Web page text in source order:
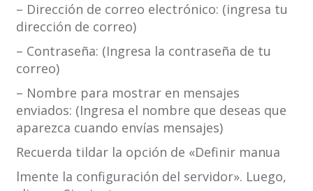
– Dirección de correo electrónico: (ingresa tu
dirección de correo)
– Contraseña: (Ingresa la contraseña de tu
correo)
– Nombre para mostrar en mensajes
enviados: (Ingresa el nombre que deseas que
aparezca cuando envías mensajes)
Recuerda tildar la opción de «Definir manua
lmente la configuración del servidor». Luego,